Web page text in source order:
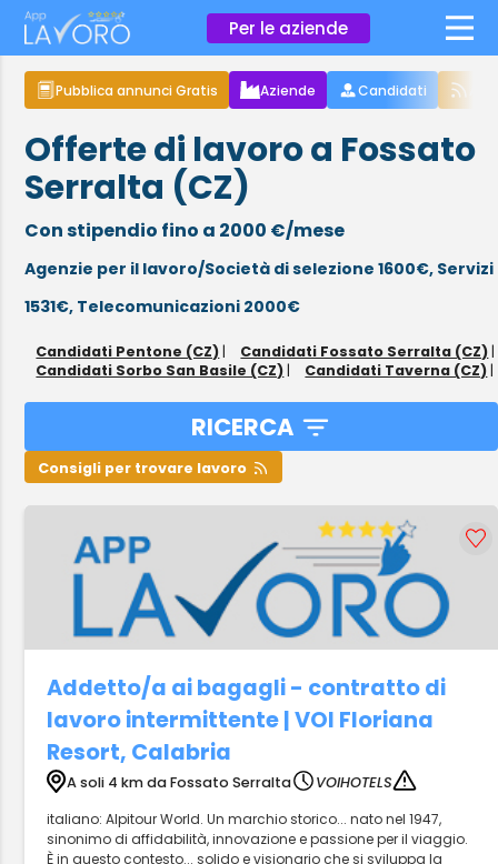
Per le aziende ×
Pubblica annunci Gratis Aziende Candidati
Offerte di lavoro a Fossato
Serralta (CZ)
Con stipendio fino a 2000 €/mese
Agenzie per il lavoro/Società di selezione 1600€, Servizi
1531€, Telecomunicazioni 2000€
Candidati Pentone (CZ) | Candidati Fossato Serralta (CZ) |
Candidati Sorbo San Basile (CZ) | Candidati Taverna (CZ) |
RICERCA
Consigli per trovare lavoro
Addetto/a ai bagagli - contratto di
lavoro intermittente | VOI Floriana
Resort, Calabria
A soli 4 km da Fossato Serralta
VOIHOTELS
italiano: Alpitour World. Un marchio storico... nato nel 1947,
sinonimo di affidabilità, innovazione e passione per il viaggio.
È in questo contesto... solido e visionario che si sviluppa la